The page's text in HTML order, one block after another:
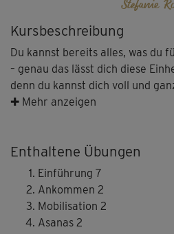
Kursbeschreibung
Du kannst bereits alles, was du
– genau das lässt dich diese
denn du kannst dich voll und
deren Ausrichtung, die
leiten zu lassen und dich auf
konzentrieren. Hier darfst du
ausschalten – mit dem Effekt,
der Einheit zurück in den Alltag
✚ Mehr anzeigen
Enthaltene Übungen
Einführung 7
Ankommen 2
Mobilisation 2
Asanas 2
Stefanie